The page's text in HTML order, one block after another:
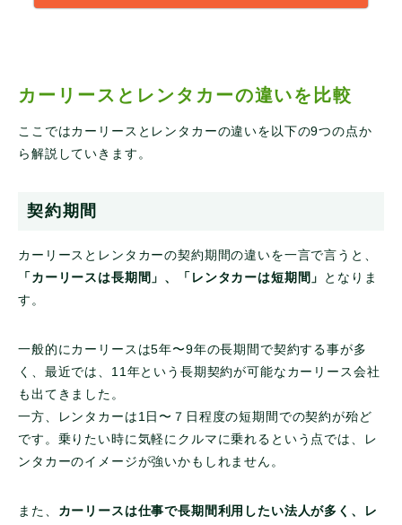
カーリースとレンタカーの違いを比較
ここではカーリースとレンタカーの違いを以下の9つの点か
ら解説していきます。
契約期間
カーリースとレンタカーの契約期間の違いを一言で言うと、
「カーリースは長期間」、「レンタカーは短期間」
となりま
す。
一般的にカーリースは5年〜9年の長期間で契約する事が多
く、最近では、11年という長期契約が可能なカーリース会社
も出てきました。
一方、レンタカーは1日〜７日程度の短期間での契約が殆ど
です。乗りたい時に気軽にクルマに乗れるという点では、レ
ンタカーのイメージが強いかもしれません。
また、 カーリースは仕事で長期間利用したい法人が多く、レ